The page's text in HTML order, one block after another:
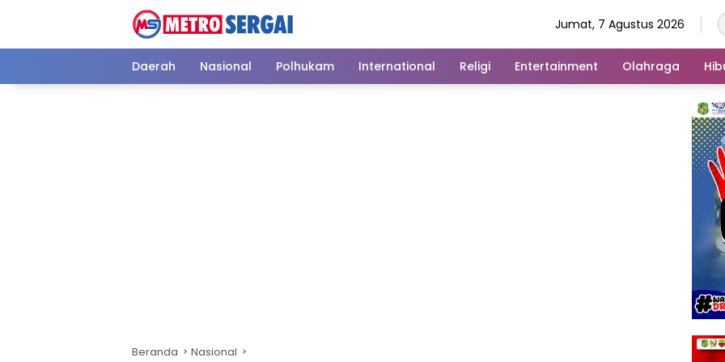
Jumat, 7 Agustus 2026
Daerah Nasional Polhukam International Religi Entertainment Olahraga
Beranda Nasional